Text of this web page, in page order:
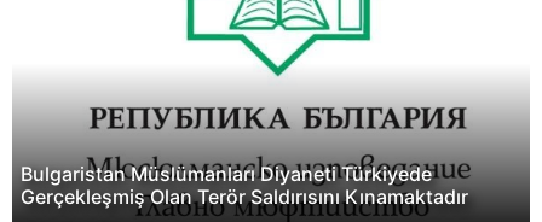
Bulgaristan Müslümanları Diyaneti Türkiyede
Gerçekleşmiş Olan Terör Saldırısını Kınamaktadır